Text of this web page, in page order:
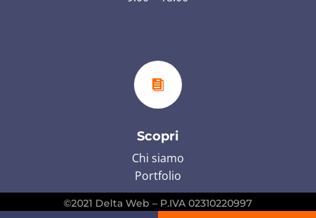

Scopri
Chi siamo
Portfolio
©2021 Delta Web – P.IVA 02310220997